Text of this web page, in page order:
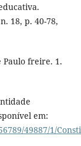
18, p. 40-78,
Paulo freire. 1.
em:
49887/1/